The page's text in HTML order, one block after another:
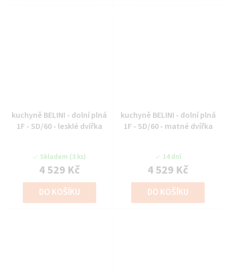
kuchyně BELINI - dolní plná
1F - SD/60 - lesklé dvířka
Skladem (3 ks)
4 529 Kč
DO KOŠÍKU
kuchyně BELINI - dolní plná
1F - SD/60 - matné dvířka
14 dní
4 529 Kč
DO KOŠÍKU